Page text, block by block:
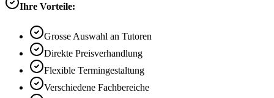
Ihre Vorteile:
Grosse Auswahl an Tutoren
Direkte Preisverhandlung
Flexible Termingestaltung
Verschiedene Fachbereiche